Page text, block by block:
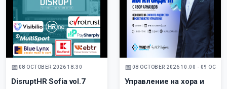
08 OCTOBER 2026 18:30
DisruptHR Sofia vol.7
08 OCTOBER 2026 10:00 - 09
Управление на хора и